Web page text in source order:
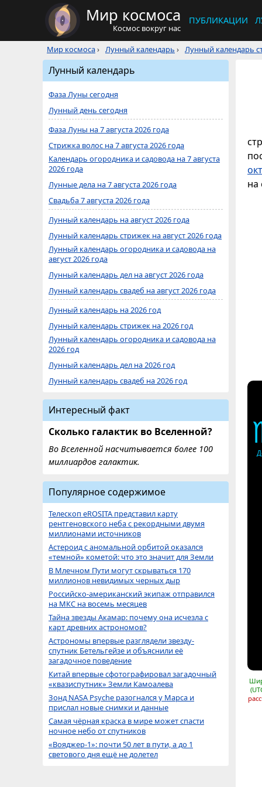
Мир космоса
Космос вокруг нас
ПУБЛИКАЦИИ
Мир космоса› Лунный календарь › Лунный календарь
на
Лунный календарь
Фаза Луны сегодня
Лунный день сегодня
Фаза Луны на 7 августа 2026 года
Стрижка волос на 7 августа 2026 года
Календарь огородника и садовода на 7 августа
2026 года
Лунные дела на 7 августа 2026 года
Свадьба 7 августа 2026 года
Лунный календарь на август 2026 года
Лунный календарь стрижек на август 2026 года
Лунный календарь огородника и садовода на
август 2026 года
Лунный календарь дел на август 2026 года
Лунный календарь свадеб на август 2026 года
Лунный календарь на 2026 год
Лунный календарь стрижек на 2026 год
Лунный календарь огородника и садовода на
2026 год
Лунный календарь дел на 2026 год
Лунный календарь свадеб на 2026 год
Интересный факт
Сколько галактик во Вселенной?
Во Вселенной насчитывается более 100
миллиардов галактик.
Популярное содержимое
Телескоп eROSITA представил карту
рентгеновского неба с рекордными двумя
миллионами источников
Астероид с аномальной орбитой оказался
«темной» кометой: что это значит для Земли
В Млечном Пути могут скрываться 170
миллионов невидимых черных дыр
Российско-американский экипаж отправился
на МКС на восемь месяцев
Тайна звезды Акамар: почему она исчезла с
карт древних астрономов?
Астрономы впервые разглядели звезду-
спутник Бетельгейзе и объяснили её
загадочное поведение
Китай впервые сфотографировал загадочный
«квазиспутник» Земли Камоалева
Зонд NASA Psyche разогнался у Марса и
прислал новые снимки и данные
Самая чёрная краска в мире может спасти
ночное небо от спутников
«Вояджер-1»: почти 50 лет в пути, а до 1
светового дня ещё не долетел